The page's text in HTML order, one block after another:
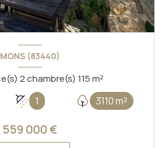
MONS (83440)
Mas 4 pièce(s) 2 chambre(s) 115 m²
1 3110 m²
559 000 €